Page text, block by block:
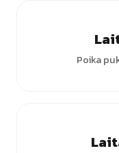
Poika